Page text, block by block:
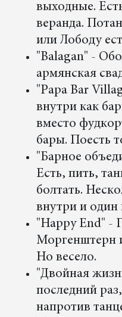
выходные.
веранда.
или Лободу
"Balagan" -
армянская
"Papa Bar
внутри как
вместо
бары. Поесть
"Барное
Есть, пить,
болтать.
внутри и один
"Happy End" -
Моргенштерн
Но весело.
"Двойная
последний
напротив